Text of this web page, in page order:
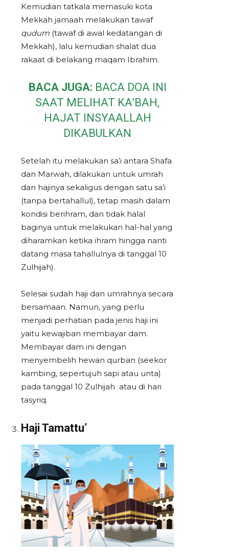
Kemudian tatkala memasuki kota
Mekkah jamaah melakukan tawaf
qudum (tawaf di awal kedatangan di
Mekkah), lalu kemudian shalat dua
rakaat di belakang maqam Ibrahim.
BACA JUGA: BACA DOA INI
SAAT MELIHAT KA’BAH,
HAJAT INSYAALLAH
DIKABULKAN
Setelah itu melakukan sa’i antara Shafa
dan Marwah, dilakukan untuk umrah
dan hajinya sekaligus dengan satu sa’i
(tanpa bertahallul), tetap masih dalam
kondisi berihram, dan tidak halal
baginya untuk melakukan hal-hal yang
diharamkan ketika ihram hingga nanti
datang masa tahallulnya di tanggal 10
Zulhijah).
Selesai sudah haji dan umrahnya secara
bersamaan. Namun, yang perlu
menjadi perhatian pada jenis haji ini
yaitu kewajiban membayar dam.
Membayar dam ini dengan
menyembelih hewan qurban (seekor
kambing, sepertujuh sapi atau unta)
pada tanggal 10 Zulhijah atau di hari
tasyriq.
Haji Tamattu’